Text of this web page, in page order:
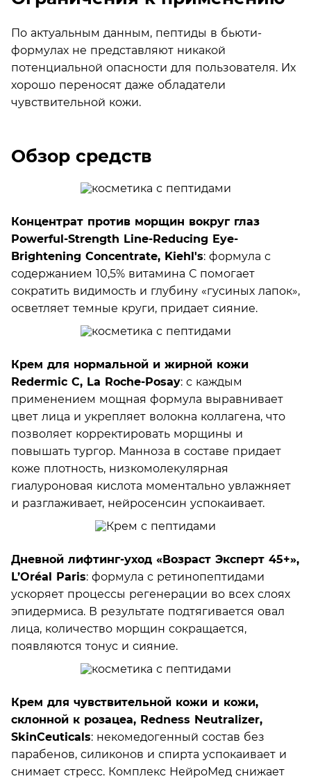
По актуальным данным, пептиды в бьюти-
формулах не представляют никакой
потенциальной опасности для пользователя. Их
хорошо переносят даже обладатели
чувствительной кожи.
Обзор средств
Концентрат против морщин вокруг глаз
Powerful-Strength Line-Reducing Eye-
Brightening Concentrate, Kiehl's: формула с
содержанием 10,5% витамина С помогает
сократить видимость и глубину «гусиных лапок»,
осветляет темные круги, придает сияние.
Крем для нормальной и жирной кожи
Redermic С, La Roche-Posay: с каждым
применением мощная формула выравнивает
цвет лица и укрепляет волокна коллагена, что
позволяет корректировать морщины и
повышать тургор. Манноза в составе придает
коже плотность, низкомолекулярная
гиалуроновая кислота моментально увлажняет
и разглаживает, нейросенсин успокаивает.
Дневной лифтинг-уход «Возраст Эксперт 45+»,
L’Oréal Paris: формула с ретинопептидами
ускоряет процессы регенерации во всех слоях
эпидермиса. В результате подтягивается овал
лица, количество морщин сокращается,
появляются тонус и сияние.
Крем для чувствительной кожи и кожи,
склонной к розацеа, Redness Neutralizer,
SkinCeuticals: некомедогенный состав без
парабенов, силиконов и спирта успокаивает и
снимает стресс. Комплекс НейроМед снижает